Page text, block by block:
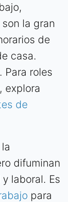
la gran
de
casa.
Para roles
explora
de
difuminan
laboral. Es
para